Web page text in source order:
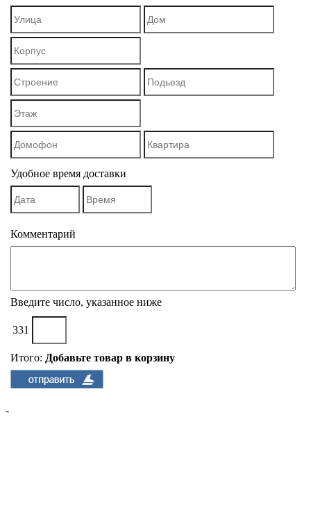
Удобное время доставки
Комментарий
Введите число, указанное ниже
331
Итого: Добавьте товар в корзину
-